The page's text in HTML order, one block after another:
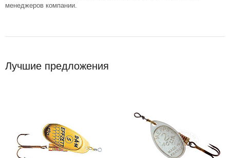
менеджеров компании.
Лучшие предложения